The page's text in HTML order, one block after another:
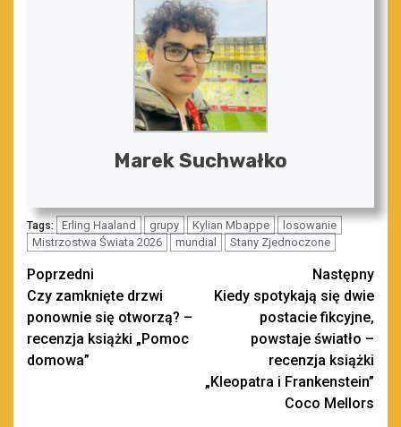
Marek Suchwałko
Tags: Erling Haaland grupy Kylian Mbappe
losowanie
Mistrzostwa Świata 2026
mundial Stany Zjednoczone
Zobacz
wpisy
Poprzedni
Czy zamknięte drzwi
ponownie się otworzą? –
recenzja książki „Pomoc
domowa”
Następny
Kiedy spotykają się dwie
postacie fikcyjne,
powstaje światło –
recenzja książki
„Kleopatra i Frankenstein”
Coco Mellors